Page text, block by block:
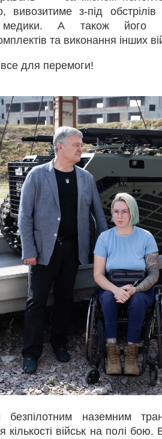
вивозитиме з-під
А також його
та виконання інших
для перемоги!
безпілотним наземним
військ на полі бою.